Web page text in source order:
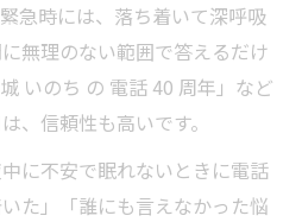
急時には、落ち着いて深呼吸
無理のない範囲で答えるだけ
いのち の 電話 40 周年」など
、信頼性も高いです。
に不安で眠れないときに電話
た」「誰にも言えなかった悩